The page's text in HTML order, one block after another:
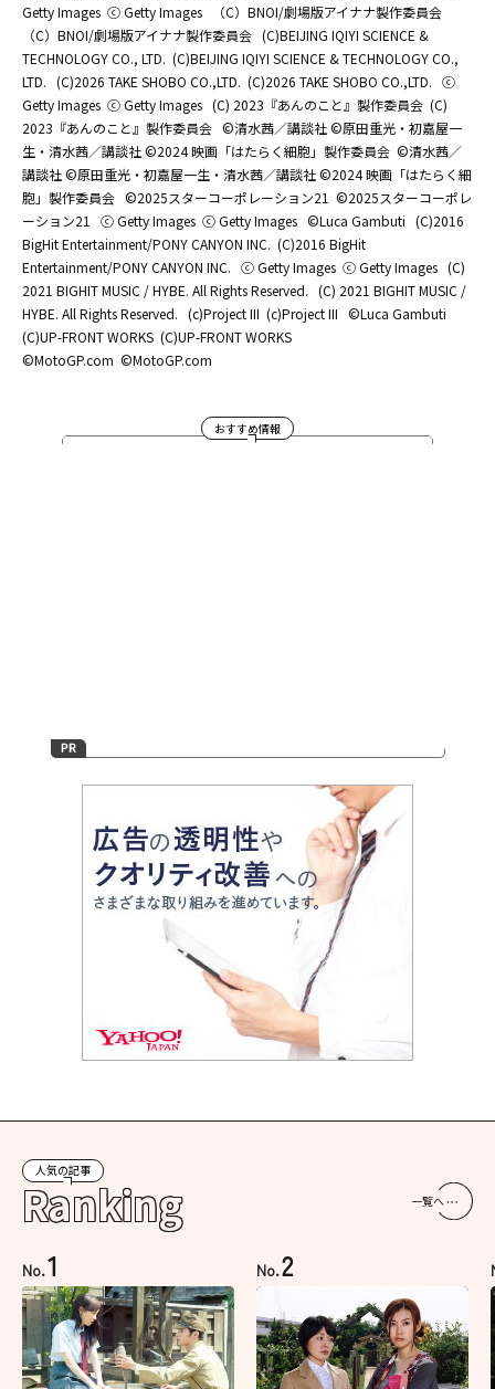
Getty Images ⓒ Getty Images
（C）BNOI/劇場版アイナナ製作委員会
（C）BNOI/劇場版アイナナ製作委員会 (C)BEIJING IQIYI SCIENCE &
TECHNOLOGY CO., LTD. (C)BEIJING IQIYI SCIENCE & TECHNOLOGY CO.,
LTD. (C)2026 TAKE SHOBO CO.,LTD. (C)2026 TAKE SHOBO CO.,LTD. ⓒ
Getty Images ⓒ Getty Images (C) 2023『あんのこと』製作委員会 (C)
2023『あんのこと』製作委員会 ©清水茜／講談社 ©原田重光・初嘉屋一
生・清水茜／講談社 ©2024 映画「はたらく細胞」製作委員会 ©清水茜／
講談社 ©原田重光・初嘉屋一生・清水茜／講談社 ©2024 映画「はたらく細
胞」製作委員会 ©2025スターコーポレーション21 ©2025スターコーポレ
ーション21 ⓒ Getty Images ⓒ Getty Images ©Luca Gambuti (C)2016
BigHit Entertainment/PONY CANYON INC. (C)2016 BigHit
Entertainment/PONY CANYON INC. ⓒ Getty Images ⓒ Getty Images (C)
2021 BIGHIT MUSIC / HYBE. All Rights Reserved. (C) 2021 BIGHIT MUSIC /
HYBE. All Rights Reserved. (c)Project III (c)Project III ©Luca Gambuti
(C)UP-FRONT WORKS (C)UP-FRONT WORKS
©MotoGP.com ©MotoGP.com
おすすめ情報
人気の記事
Ranking 一覧へ
No.1 No.2